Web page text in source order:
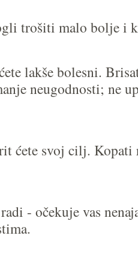
trošiti malo bolje i
lakše bolesni.
neugodnosti; ne
ćete svoj cilj. Kopati
- očekuje vas